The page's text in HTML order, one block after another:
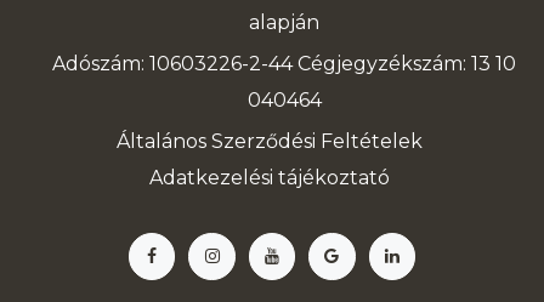
alapján
Adószám: 10603226-2-44 Cégjegyzékszám: 13 10
040464
Általános Szerződési Feltételek
Adatkezelési tájékoztató